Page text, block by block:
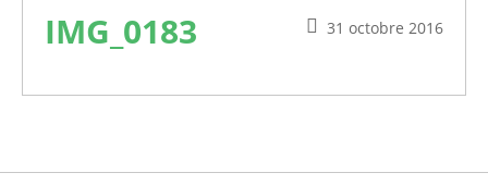
31 octobre 2016
IMG_0183